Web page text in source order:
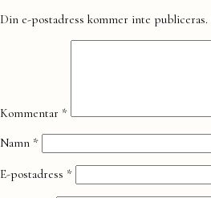
Lämna
Din e-postadress kommer inte publiceras.
Kommentar *
Namn *
E-postadress *